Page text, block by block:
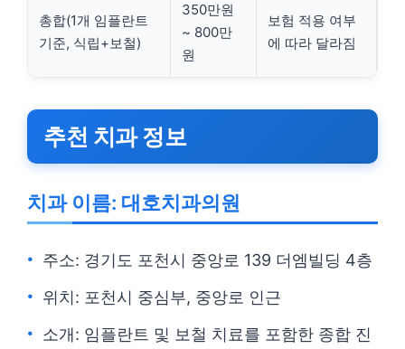
총합(1개 임플란트
기준, 식립+보철)
350만원
~ 800만
원
보험 적용 여부
에 따라 달라짐
추천 치과 정보
치과 이름: 대호치과의원
주소: 경기도 포천시 중앙로 139 더엠빌딩 4층
위치: 포천시 중심부, 중앙로 인근
소개: 임플란트 및 보철 치료를 포함한 종합 진